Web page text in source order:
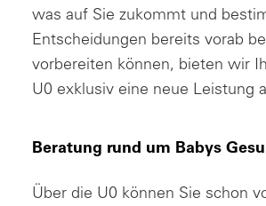
was auf Sie zukommt und
Entscheidungen bereits vorab
vorbereiten können, bieten wir
U0 exklusiv eine neue Leistung
Beratung rund um Babys
Über die U0 können Sie schon